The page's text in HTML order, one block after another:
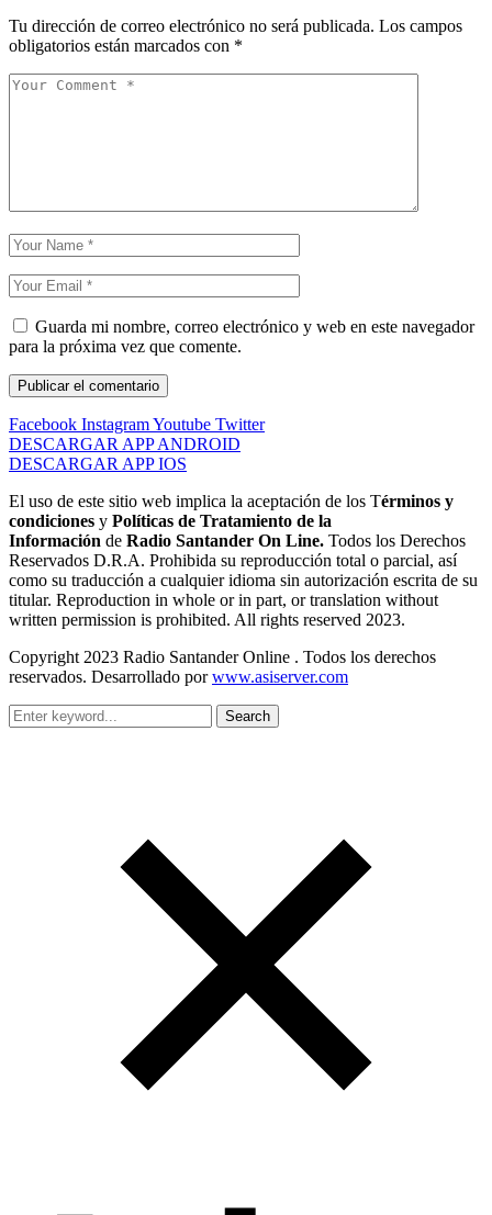
Tu dirección de correo electrónico no será publicada. Los campos
obligatorios están marcados con *
Guarda mi nombre, correo electrónico y web en este navegador
para la próxima vez que comente.
Facebook InstagramYoutube Twitter
DESCARGAR APP ANDROID
DESCARGAR APP IOS
El uso de este sitio web implica la aceptación de los Términos y
condiciones y Políticas de Tratamiento de la
Información de Radio Santander On Line. Todos los Derechos
Reservados D.R.A. Prohibida su reproducción total o parcial, así
como su traducción a cualquier idioma sin autorización escrita de su
titular. Reproduction in whole or in part, or translation without
written permission is prohibited. All rights reserved 2023.
Copyright 2023 Radio Santander Online . Todos los derechos
reservados. Desarrollado porwww.asiserver.com
Search